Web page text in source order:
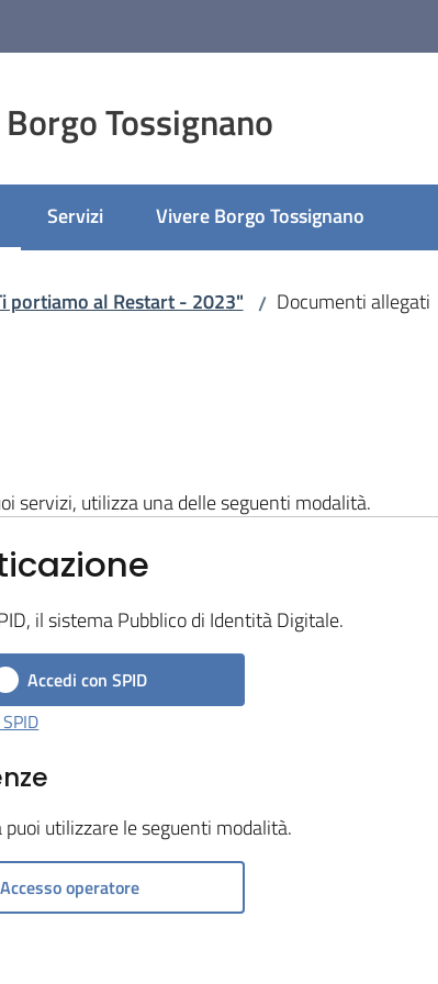
Tossignano
Servizi Vivere Borgo Tossignano
portiamo al Restart - 2023" / Documenti allegati
servizi, utilizza una delle seguenti modalità.
il sistema Pubblico di Identità Digitale.
Accedi con SPID
utilizzare le seguenti modalità.
Accesso operatore